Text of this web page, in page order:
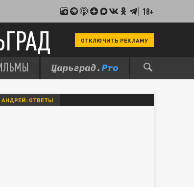
18+
ОТКЛЮЧИТЬ РЕКЛАМУ
АНДРЕЙ: ОТВЕТЫ